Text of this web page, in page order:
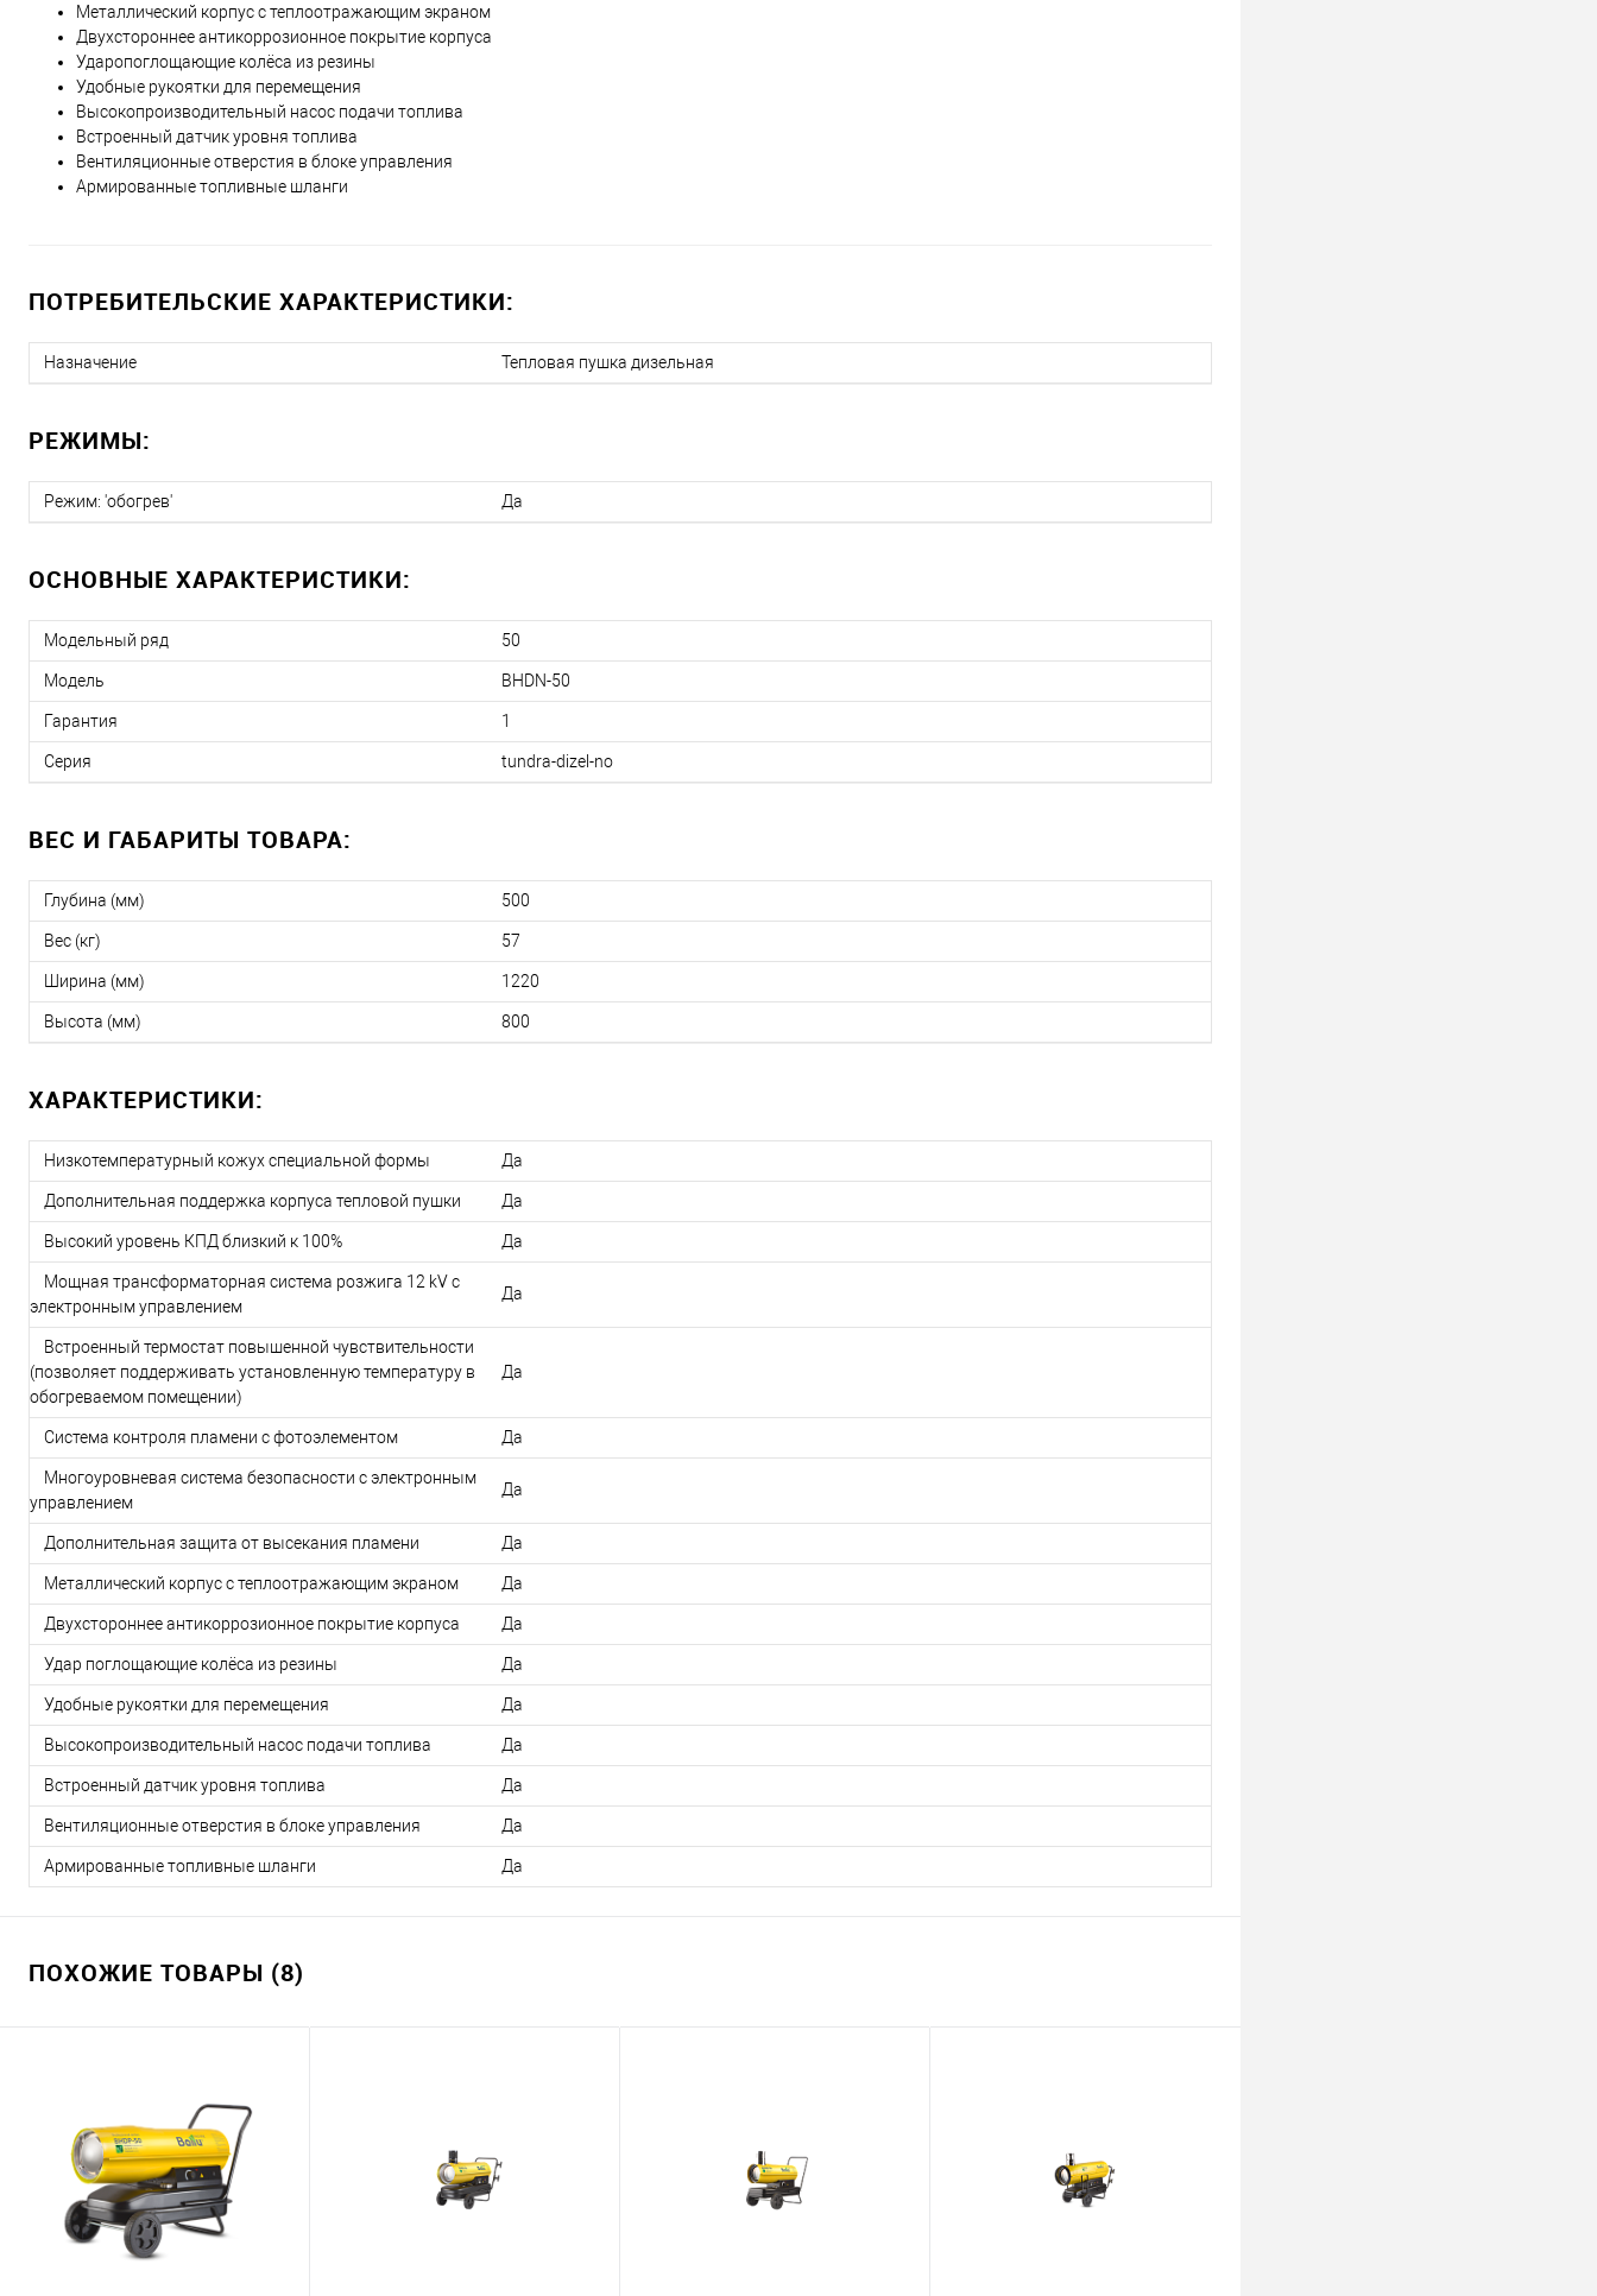
Металлический корпус с теплоотражающим экраном
Двухстороннее антикоррозионное покрытие корпуса
Ударопоглощающие колёса из резины
Удобные рукоятки для перемещения
Высокопроизводительный насос подачи топлива
Встроенный датчик уровня топлива
Вентиляционные отверстия в блоке управления
Армированные топливные шланги
ПОТРЕБИТЕЛЬСКИЕ ХАРАКТЕРИСТИКИ:
Назначение Тепловая пушка дизельная
РЕЖИМЫ:
Режим: 'обогрев' Да
ОСНОВНЫЕ ХАРАКТЕРИСТИКИ:
Модельный ряд 50
Модель BHDN-50
Гарантия 1
Серия tundra-dizel-no
ВЕС И ГАБАРИТЫ ТОВАРА:
Глубина (мм) 500
Вес (кг) 57
Ширина (мм) 1220
Высота (мм) 800
ХАРАКТЕРИСТИКИ:
Низкотемпературный кожух специальной формы Да
Дополнительная поддержка корпуса тепловой пушки Да
Высокий уровень КПД близкий к 100% Да
Мощная трансформаторная система розжига 12 kV с
электронным управлением
Да
Встроенный термостат повышенной чувствительности
(позволяет поддерживать установленную температуру в
обогреваемом помещении)
Да
Система контроля пламени с фотоэлементом Да
Многоуровневая система безопасности с электронным
управлением
Да
Дополнительная защита от высекания пламени Да
Металлический корпус с теплоотражающим экраном Да
Двухстороннее антикоррозионное покрытие корпуса Да
Удар поглощающие колёса из резины Да
Удобные рукоятки для перемещения Да
Высокопроизводительный насос подачи топлива Да
Встроенный датчик уровня топлива Да
Вентиляционные отверстия в блоке управления Да
Армированные топливные шланги Да
ПОХОЖИЕ ТОВАРЫ (8)